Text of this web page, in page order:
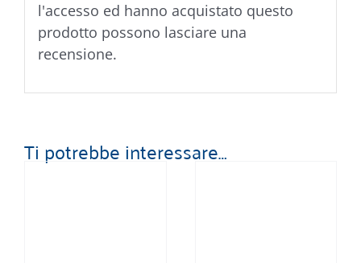
l'accesso ed hanno acquistato questo
prodotto possono lasciare una
recensione.
Ti potrebbe interessare…